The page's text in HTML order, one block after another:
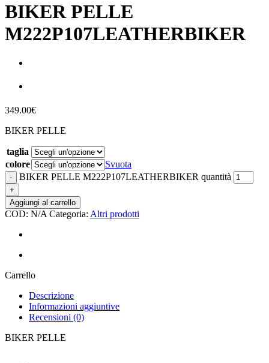
BIKER PELLE
M222P107LEATHERBIKER
349.00€
BIKER PELLE
taglia
colore
Svuota
BIKER PELLE M222P107LEATHERBIKER quantità
Aggiungi al carrello
COD: N/A Categoria: Altri prodotti
Carrello
Descrizione
Informazioni aggiuntive
Recensioni (0)
BIKER PELLE